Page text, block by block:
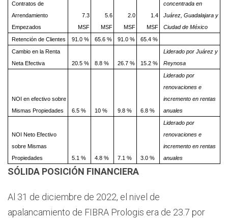
Contratos de
Arrendamiento
Empezados
7.3
MSF
5.6
MSF
2.0
MSF
1.4
MSF
concentrada en
Juárez, Guadalajara y
Ciudad de México
Retención de Clientes
91.0 % 65.6 % 91.0 %
65.4 %
Cambio en la Renta
Neta Efectiva
20.5 % 8.8 % 26.7 % 15.2 %
Liderado por Juárez y
Reynosa
NOI en efectivo sobre
Mismas Propiedades
6.5 % 10 % 9.8 % 6.8 %
Liderado por
renovaciones e
incremento en rentas
anuales
NOI Neto Efectivo
sobre Mismas
Propiedades
5.1 % 4.8 % 7.1 % 3.0 %
Liderado por
renovaciones e
incremento en rentas
anuales
SÓLIDA POSICIÓN FINANCIERA
Al 31 de diciembre de 2022, el nivel de
apalancamiento de FIBRA Prologis era de 23.7 por